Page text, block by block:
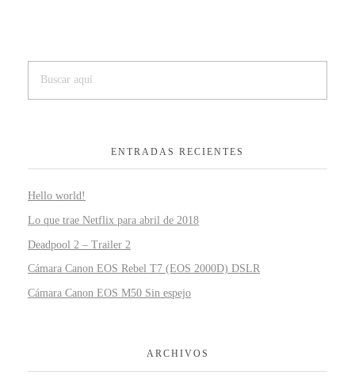
ENTRADAS RECIENTES
Hello world!
Lo que trae Netflix para abril de 2018
Deadpool 2 – Trailer 2
Cámara Canon EOS Rebel T7 (EOS 2000D) DSLR
Cámara Canon EOS M50 Sin espejo
ARCHIVOS